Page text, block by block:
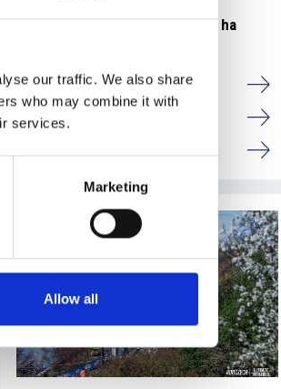
our traffic. We also share
who may combine it with
services.
Marketing
Allow all
La crescita dell’economia ceca ha
Camic e Soci
Overview Economica